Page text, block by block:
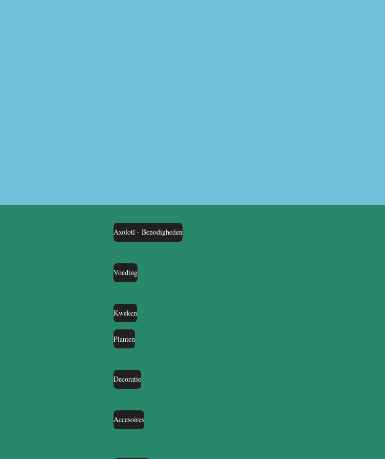
Axolotl - Benodigheden
Voeding
Kweken
Planten
Decoratie
Accesoires